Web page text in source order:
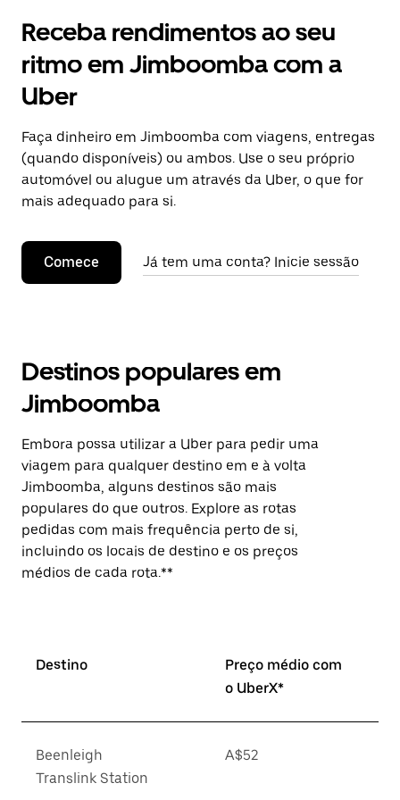
Receba rendimentos ao seu
ritmo em Jimboomba com a
Uber
Faça dinheiro em Jimboomba com viagens, entregas
(quando disponíveis) ou ambos. Use o seu próprio
automóvel ou alugue um através da Uber, o que for
mais adequado para si.
Comece Já tem uma conta? Inicie sessão
Destinos populares em
Jimboomba
Embora possa utilizar a Uber para pedir uma
viagem para qualquer destino em e à volta
Jimboomba, alguns destinos são mais
populares do que outros. Explore as rotas
pedidas com mais frequência perto de si,
incluindo os locais de destino e os preços
médios de cada rota.**
Destino
Preço médio com
o UberX*
Beenleigh
Translink Station
A$52